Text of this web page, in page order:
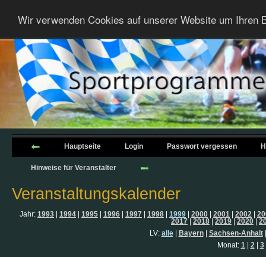
Wir verwenden Cookies auf unserer Website um
Hauptseite Login Passwort vergessen
Hinweise für Veranstalter
Veranstaltungskalender
Jahr: 1993 1994 1995 1996 1997 1998 1999 2000 2001 2002
2017
2018 2019 2020
LV: alle| Bayern| Sachsen-Anhalt
Monat: 1 2 3